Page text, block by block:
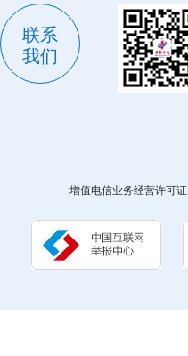
联系
我们
增值电信业务经营许可